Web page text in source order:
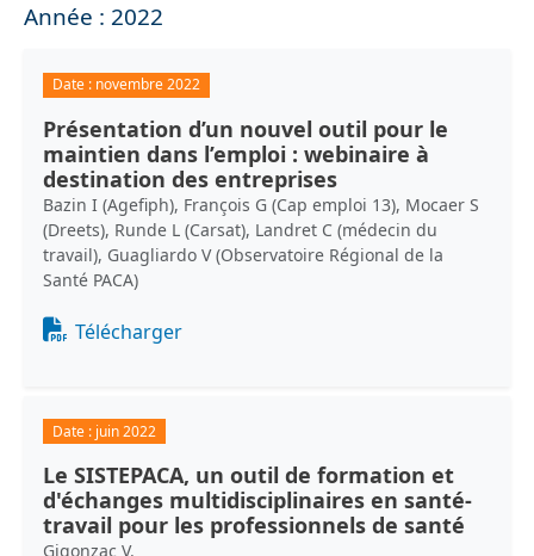
Année : 2022
Date : novembre 2022
Présentation d’un nouvel outil pour le
maintien dans l’emploi : webinaire à
destination des entreprises
Bazin I (Agefiph), François G (Cap emploi 13), Mocaer S
(Dreets), Runde L (Carsat), Landret C (médecin du
travail), Guagliardo V (Observatoire Régional de la
Santé PACA)
Document
Télécharger
Date : juin 2022
Le SISTEPACA, un outil de formation et
d'échanges multidisciplinaires en santé-
travail pour les professionnels de santé
Gigonzac V.